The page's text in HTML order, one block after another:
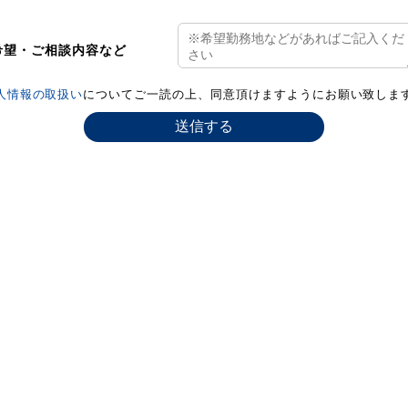
望・ご相談内容など
情報の取扱いについてご一読の上、同意頂けますようにお願い致しま